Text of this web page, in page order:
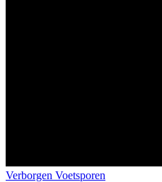
Verborgen Voetsporen